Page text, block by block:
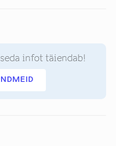
infot täiendab!